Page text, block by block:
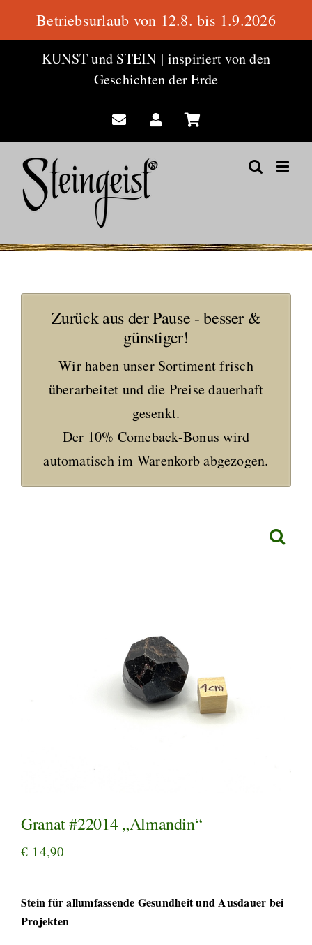
KUNST und STEIN | inspiriert von den
Geschichten der Erde
Zurück aus der Pause - besser &
günstiger!
Wir haben unser Sortiment frisch
überarbeitet und die Preise dauerhaft
gesenkt.
Der 10% Comeback-Bonus wird
automatisch im Warenkorb abgezogen.
Granat #22014 „Almandin“
€ 14,90
Stein für allumfassende Gesundheit und Ausdauer bei
Projekten
Betriebsurlaub von 12.8. bis 1.9.2026